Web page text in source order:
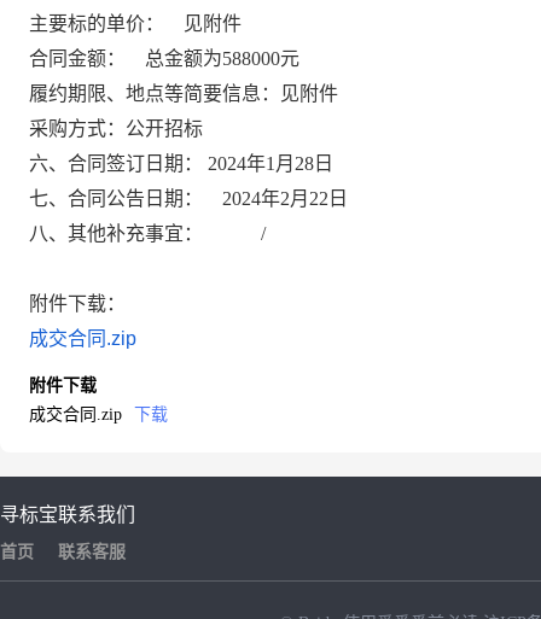
主要标的单价：
见附件
合同金额：
总金额为588000元
履约期限、地点等简要信息：
见附件
采购方式： 公开招标
六、合同签订日期：
2024年1月28日
七、合同公告日期：
2024年2月22日
八、 其他补充事宜： /
附件下载：
成交合同.zip
附件下载
成交合同.zip
下载
寻标宝
首页
联系我们
联系客服